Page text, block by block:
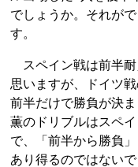
でしょうか。それが
す。
スペイン戦は前半耐
思いますが、ドイツ
前半だけで勝負が決
薫のドリブルはスペ
で、「前半から勝負
あり得るのではないで